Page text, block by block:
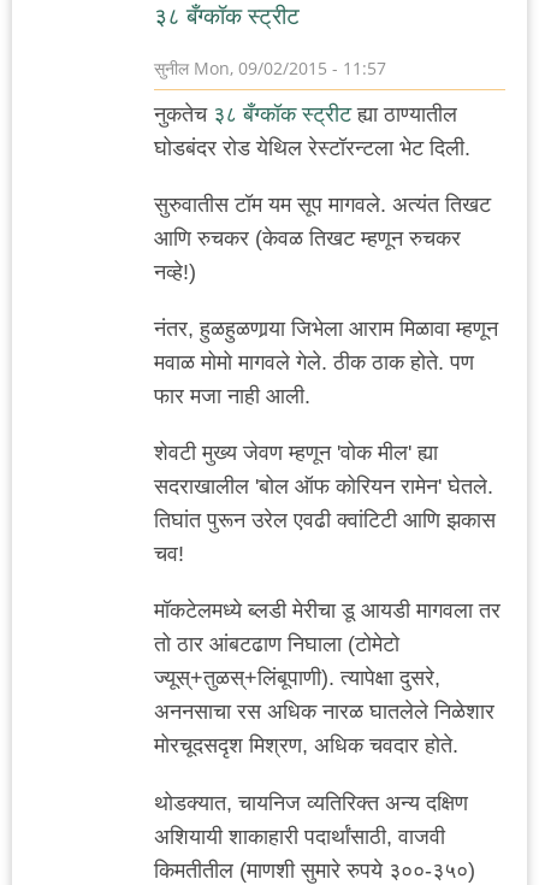
३८ बँग्कॉक स्ट्रीट
सुनील Mon, 09/02/2015 - 11:57
नुकतेच ३८ बँग्कॉक स्ट्रीटह्या ठाण्यातील
घोडबंदर रोड येथिल रेस्टॉरन्टला भेट दिली.
सुरुवातीस टॉम यम सूप मागवले. अत्यंत तिखट
आणि रुचकर (केवळ तिखट म्हणून रुचकर
नव्हे!)
नंतर, हुळहुळणार्‍या जिभेला आराम मिळावा म्हणून
मवाळ मोमो मागवले गेले. ठीक ठाक होते. पण
फार मजा नाही आली.
शेवटी मुख्य जेवण म्हणून 'वोक मील' ह्या
सदराखालील 'बोल ऑफ कोरियन रामेन' घेतले.
तिघांत पुरून उरेल एवढी क्वांटिटी आणि झकास
चव!
मॉकटेलमध्ये ब्लडी मेरीचा डू आयडी मागवला तर
तो ठार आंबटढाण निघाला (टोमेटो
ज्यूस्+तुळस्+लिंबूपाणी). त्यापेक्षा दुसरे,
अननसाचा रस अधिक नारळ घातलेले निळेशार
मोरचूदसदृश मिश्रण, अधिक चवदार होते.
थोडक्यात, चायनिज व्यतिरिक्त अन्य दक्षिण
अशियायी शाकाहारी पदार्थांसाठी, वाजवी
किमतीतील (माणशी सुमारे रुपये ३००-३५०)